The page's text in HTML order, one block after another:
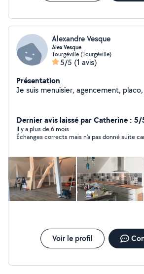
Alexandre Vesque
Alex Vesque
Tourgéville (Tourgéville)
5/5 (1 avis)
Présentation
Je suis menuisier, agencement,
Dernier avis laissé par Catherine : 5/
Il y a plus de 6 mois
Échanges corrects mais n'a pas donné suite
Voir le profil